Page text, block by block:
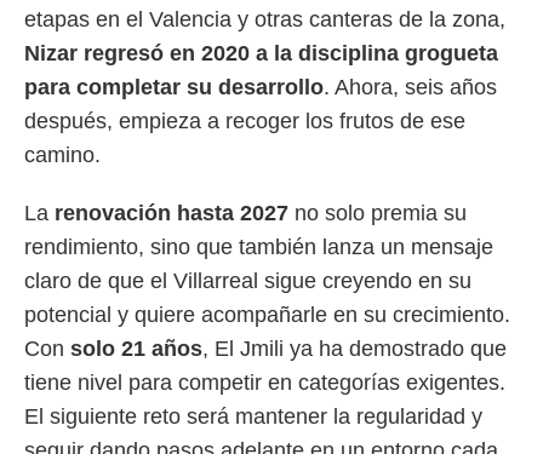
etapas en el Valencia y otras canteras de la zona,
Nizar regresó en 2020 a la disciplina grogueta
para completar su desarrollo. Ahora, seis años
después, empieza a recoger los frutos de ese
camino.
La renovación hasta 2027 no solo premia su
rendimiento, sino que también lanza un mensaje
claro de que el Villarreal sigue creyendo en su
potencial y quiere acompañarle en su crecimiento.
Con solo 21 años, El Jmili ya ha demostrado que
tiene nivel para competir en categorías exigentes.
El siguiente reto será mantener la regularidad y